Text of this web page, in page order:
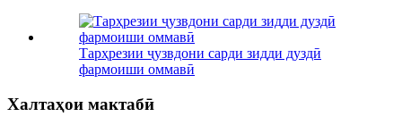
Тарҳрезии ҷузвдони сарди зидди дуздӣ
фармоиши оммавӣ
Халтаҳои мактабӣ